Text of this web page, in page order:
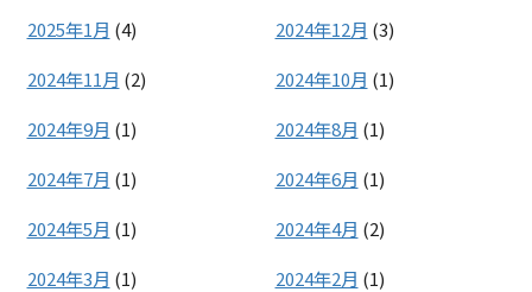
2025年1月 (4) 2024年12月 (3)
2024年11月 (2) 2024年10月 (1)
2024年9月 (1) 2024年8月 (1)
2024年7月 (1) 2024年6月 (1)
2024年5月 (1) 2024年4月 (2)
2024年3月 (1) 2024年2月 (1)